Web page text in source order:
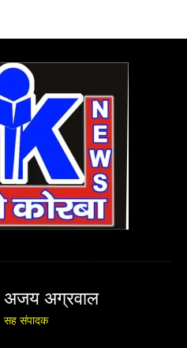
अजय अग्रवाल
सह संपादक